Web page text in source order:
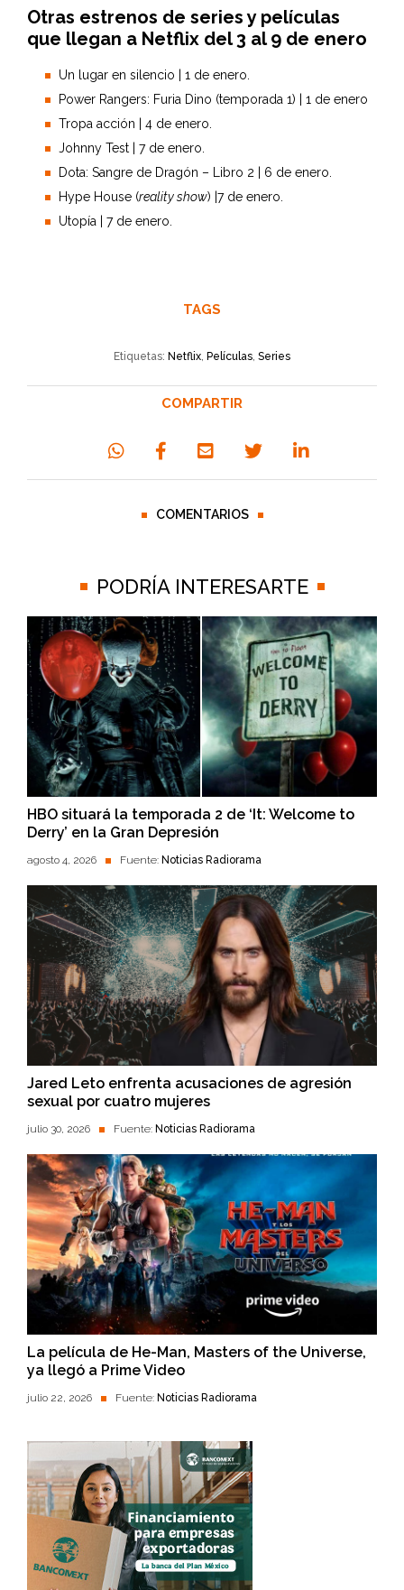
Otras estrenos de series y películas
que llegan a Netflix del 3 al 9 de enero
Un lugar en silencio | 1 de enero.
Power Rangers: Furia Dino (temporada 1) | 1 de enero
Tropa acción | 4 de enero.
Johnny Test | 7 de enero.
Dota: Sangre de Dragón – Libro 2 | 6 de enero.
Hype House (reality show) |7 de enero.
Utopía | 7 de enero.
TAGS
Etiquetas: Netflix, Películas, Series
COMPARTIR
COMENTARIOS
PODRÍA INTERESARTE
HBO situará la temporada 2 de ‘It: Welcome to
Derry’ en la Gran Depresión
agosto 4, 2026 Fuente: Noticias Radiorama
Jared Leto enfrenta acusaciones de agresión
sexual por cuatro mujeres
julio 30, 2026 Fuente: Noticias Radiorama
La película de He-Man, Masters of the Universe,
ya llegó a Prime Video
julio 22, 2026 Fuente: Noticias Radiorama